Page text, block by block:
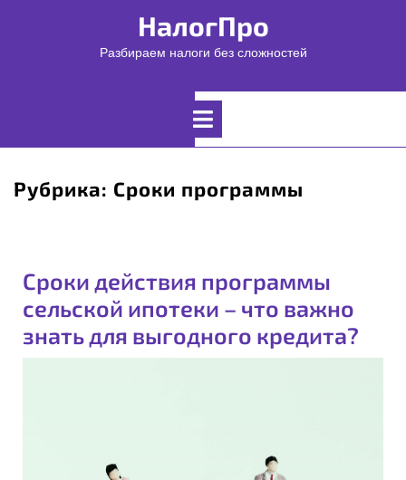
НалогПро
Разбираем налоги без сложностей
Открыть
Рубрика: Сроки программы
Сроки действия программы
сельской ипотеки – что важно
знать для выгодного кредита?